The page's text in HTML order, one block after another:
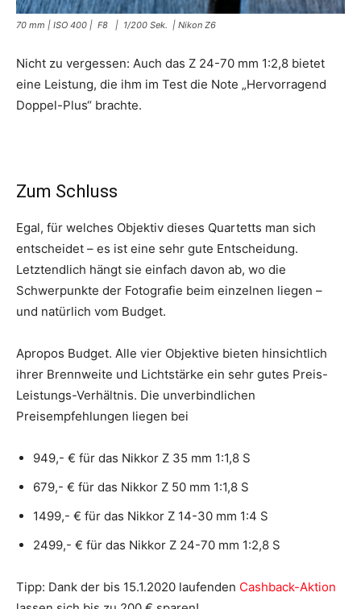
70 mm | ISO 400 | F8 | 1/200 Sek. | Nikon Z6
Nicht zu vergessen: Auch das Z 24-70 mm 1:2,8 bietet
eine Leistung, die ihm im Test die Note „Hervorragend
Doppel-Plus“ brachte.
Zum Schluss
Egal, für welches Objektiv dieses Quartetts man sich
entscheidet – es ist eine sehr gute Entscheidung.
Letztendlich hängt sie einfach davon ab, wo die
Schwerpunkte der Fotografie beim einzelnen liegen –
und natürlich vom Budget.
Apropos Budget. Alle vier Objektive bieten hinsichtlich
ihrer Brennweite und Lichtstärke ein sehr gutes Preis-
Leistungs-Verhältnis. Die unverbindlichen
Preisempfehlungen liegen bei
949,- € für das Nikkor Z 35 mm 1:1,8 S
679,- € für das Nikkor Z 50 mm 1:1,8 S
1499,- € für das Nikkor Z 14-30 mm 1:4 S
2499,- € für das Nikkor Z 24-70 mm 1:2,8 S
Tipp: Dank der bis 15.1.2020 laufenden Cashback-Aktion